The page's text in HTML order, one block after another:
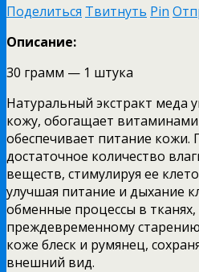
Поделиться Твитнуть Pin
Описание:
30 грамм — 1 штука
Натуральный экстракт меда
кожу, обогащает
обеспечивает питание кожи.
достаточное количество
веществ, стимулируя ее
улучшая питание и дыхание
обменные процессы в тканях,
преждевременному
коже блеск и румянец,
внешний вид.